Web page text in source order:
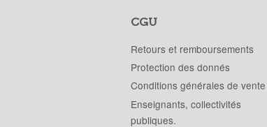
CGU
Retours et remboursements
Protection des donnés
Conditions générales de vente
Enseignants, collectivités
publiques.